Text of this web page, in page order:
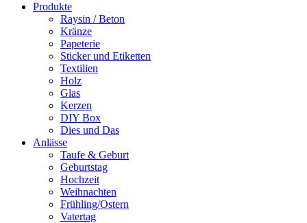
Produkte
Raysin / Beton
Kränze
Papeterie
Sticker und Etiketten
Textilien
Holz
Glas
Kerzen
DIY Box
Dies und Das
Anlässe
Taufe & Geburt
Geburtstag
Hochzeit
Weihnachten
Frühling/Ostern
Vatertag